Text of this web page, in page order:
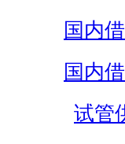
国内
国内
试管